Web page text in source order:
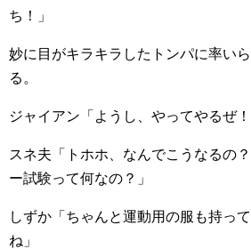
ち！」
妙に目がキラキラしたトンパに率い
る。
ジャイアン「ようし、やってやるぜ！
スネ夫「トホホ、なんでこうなるの
ー試験って何なの？」
しずか「ちゃんと運動用の服も持っ
ね」